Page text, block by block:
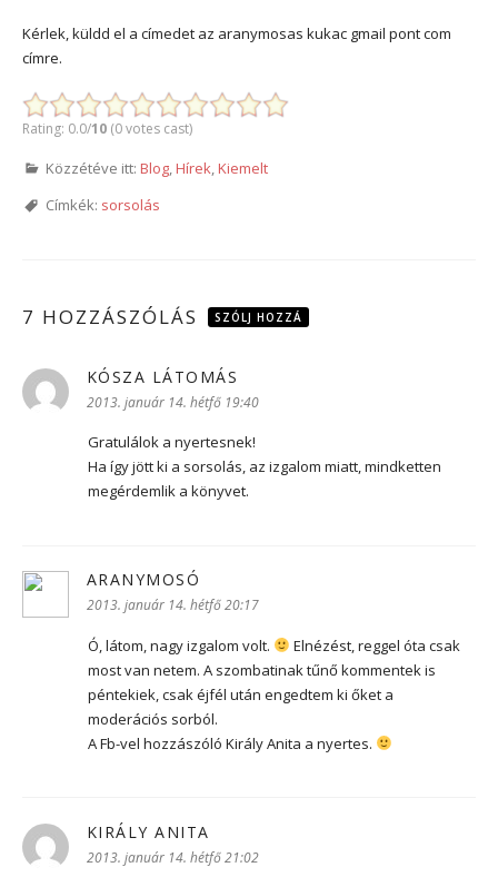
Kérlek, küldd el a címedet az aranymosas kukac gmail pont com
címre.
Rating: 0.0/10 (0 votes cast)
Közzétéve itt: Blog,Hírek,Kiemelt
Címkék: sorsolás
7 HOZZÁSZÓLÁS SZÓLJ HOZZÁ
KÓSZA LÁTOMÁS
2013. január 14. hétfő 19:40
Gratulálok a nyertesnek!
Ha így jött ki a sorsolás, az izgalom miatt, mindketten
megérdemlik a könyvet.
ARANYMOSÓ
2013. január 14. hétfő 20:17
Ó, látom, nagy izgalom volt.
Elnézést, reggel óta csak
most van netem. A szombatinak tűnő kommentek is
péntekiek, csak éjfél után engedtem ki őket a
moderációs sorból.
A Fb-vel hozzászóló Király Anita a nyertes.
KIRÁLY ANITA
2013. január 14. hétfő 21:02